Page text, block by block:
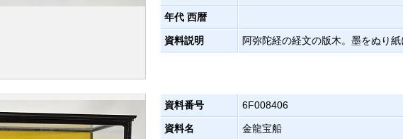
年代 西暦
資料説明 阿弥陀経の経文の版木。墨をぬり紙
資料番号 6F008406
資料名 金龍宝船